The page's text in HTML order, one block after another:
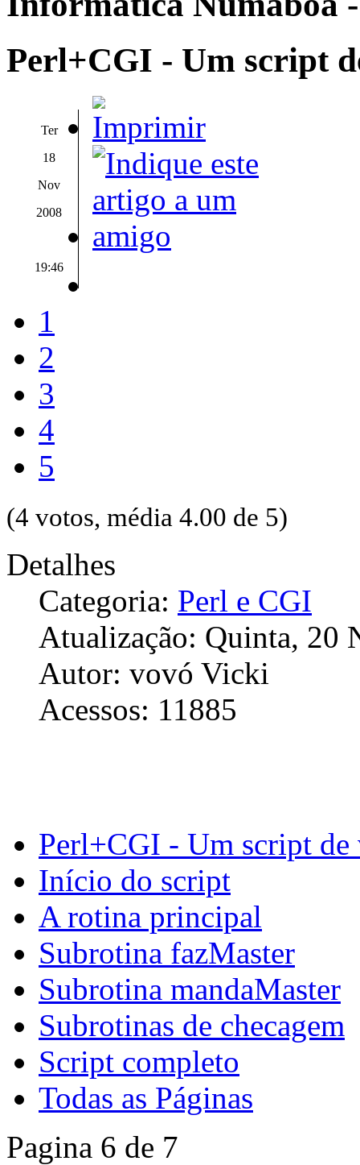
Perl+CGI - Um script
Ter
18
Nov
2008
19:46
1
2
3
4
5
(4 votos, média 4.00 de 5)
Detalhes
Categoria: Perl e CGI
Atualização: Quinta, 20
Autor: vovó Vicki
Acessos: 11885
Perl+CGI - Um script de
Início do script
A rotina principal
Subrotina fazMaster
Subrotina mandaMaster
Subrotinas de checagem
Script completo
Todas as Páginas
Pagina 6 de 7